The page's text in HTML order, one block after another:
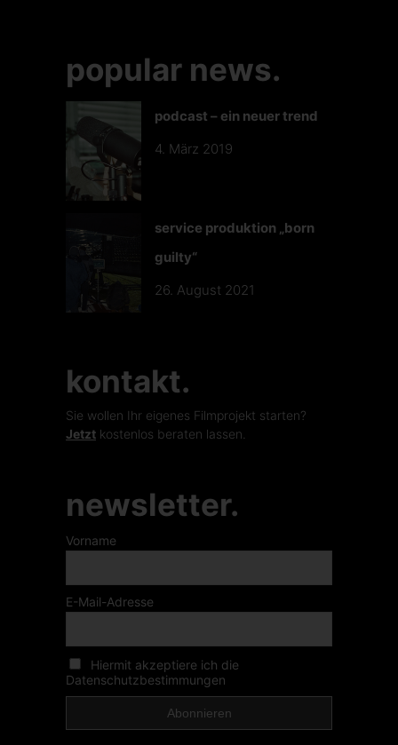
popular news.
podcast – ein neuer trend
4. März 2019
service produktion „born
guilty“
26. August 2021
kontakt.
Sie wollen Ihr eigenes Filmprojekt starten?
Jetzt kostenlos beraten lassen.
newsletter.
Vorname
E-Mail-Adresse
Hiermit akzeptiere ich die
Datenschutzbestimmungen